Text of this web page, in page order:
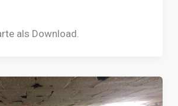
als Download.